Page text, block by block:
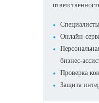
Онлайн-
бизнес-
Проверка
Защита